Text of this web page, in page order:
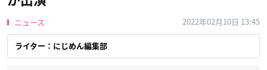
ニュース 2022年02月10日 13:45
ライター：にじめん編集部